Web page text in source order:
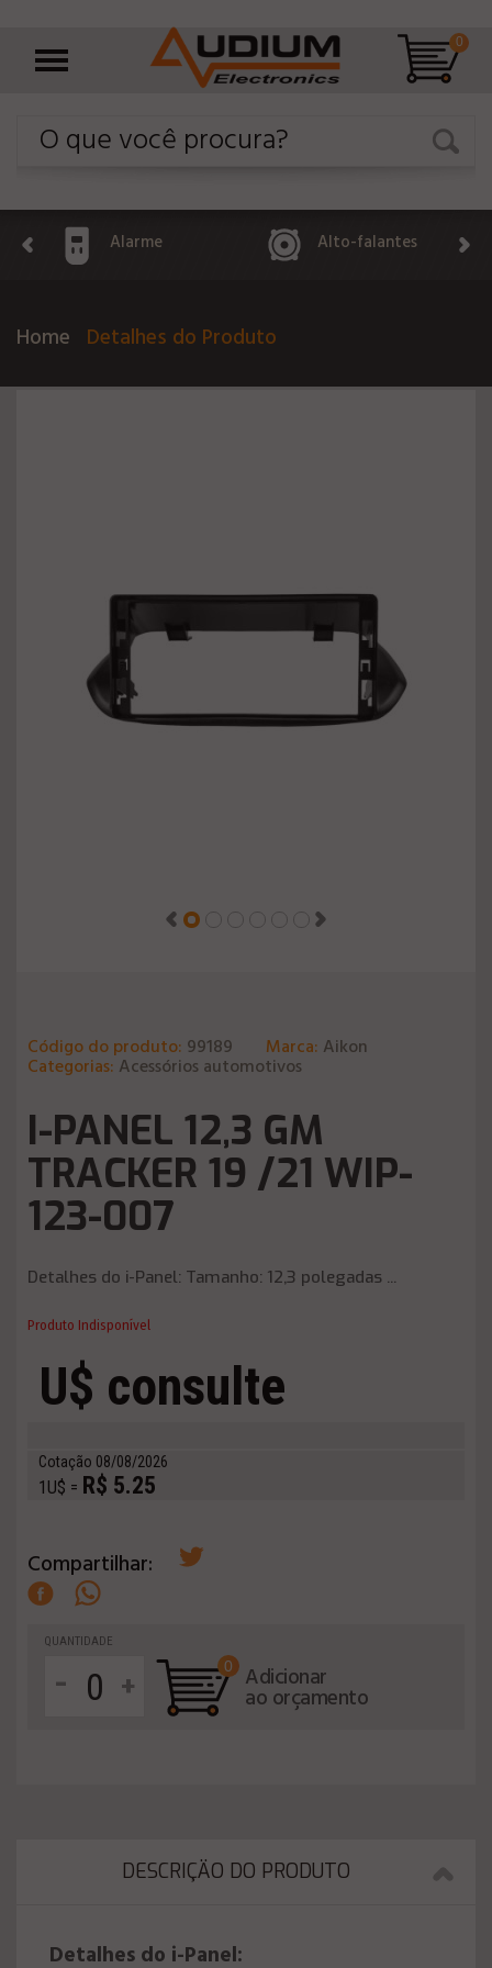
0
Alarme Alto-falantes
Home Detalhes do Produto
Código do produto: 99189 Marca: Aikon
Categorias: Acessórios automotivos
I-PANEL 12,3 GM
TRACKER 19 /21 WIP-
123-007
Detalhes do i-Panel: Tamanho: 12,3 polegadas ...
Produto Indisponível
U$ consulte
Cotação 08/08/2026
1U$ = R$ 5.25
Compartilhar:
QUANTIDADE
- +
0 Adicionar
ao orçamento
DESCRIÇÄO DO PRODUTO
Detalhes do i-Panel: